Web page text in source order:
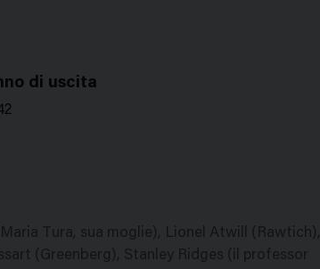
di uscita
Tura, sua moglie), Lionel Atwill (Rawtich),
(Greenberg), Stanley Ridges (il professor